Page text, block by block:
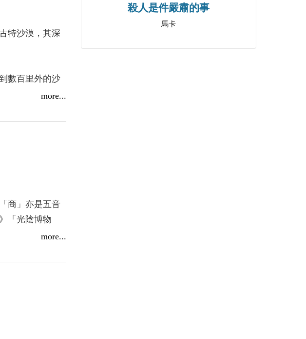
特沙漠，其深
數百里外的沙
其功勳。奈費
只當是尋寶指
樁樁隱微、不
人們往往礙於
物」見光，引
more...
商」亦是五音
「光陰博物
more...
殺人是件嚴肅的事
馬卡